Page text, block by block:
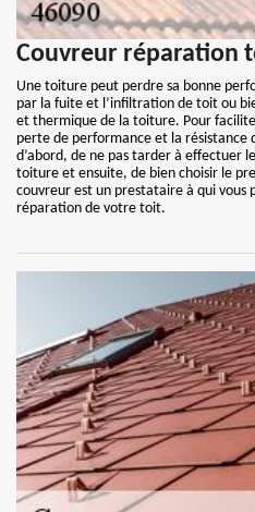
Couvreur réparation
Une toiture peut perdre sa bonne
par la fuite et l’infiltration de toit ou
et thermique de la toiture. Pour
perte de performance et la résistance
d’abord, de ne pas tarder à effectuer
toiture et ensuite, de bien choisir le
couvreur est un prestataire à qui vous
réparation de votre toit.